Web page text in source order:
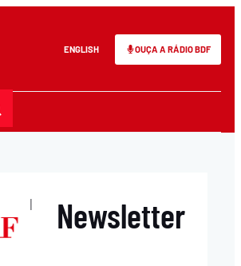
ENGLISH OUÇA A RÁDIO BDF
| Newsletter